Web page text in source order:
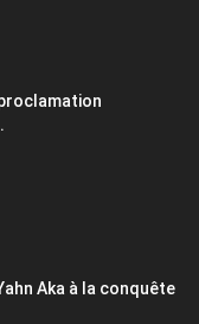
Aka à la conquête